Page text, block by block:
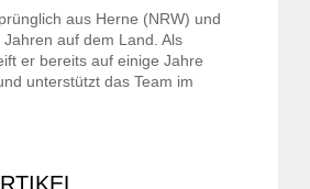
aus Herne (NRW) und
auf dem Land. Als
er bereits auf einige Jahre
unterstützt das Team im